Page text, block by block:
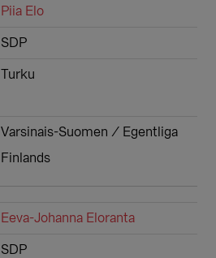
Piia Elo
SDP
Turku
Varsinais-Suomen / Egentliga
Finlands
Eeva-Johanna Eloranta
SDP